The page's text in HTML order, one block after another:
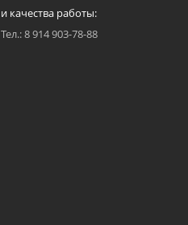
и качества работы:
Тел.: 8 914 903-78-88